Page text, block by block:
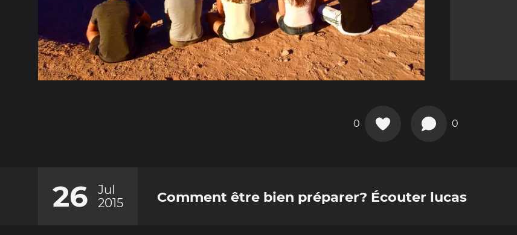
0 0
26
Jul
2015
Comment être bien préparer? Écouter lucas